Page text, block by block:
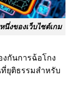
งของเว็บไซต์เกม
กันการฉ้อโกง
ยุติธรรมสำหรับ